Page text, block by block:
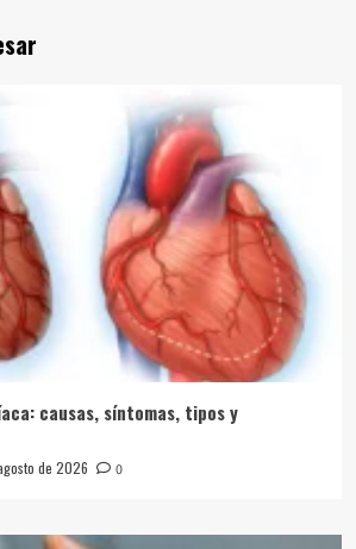
causas, síntomas, tipos y
de 2026 0